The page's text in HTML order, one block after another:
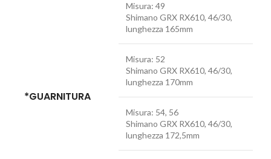
*GUARNITURA
Misura: 49
Shimano GRX RX610, 46/30,
lunghezza 165mm
Misura: 52
Shimano GRX RX610, 46/30,
lunghezza 170mm
Misura: 54, 56
Shimano GRX RX610, 46/30,
lunghezza 172,5mm